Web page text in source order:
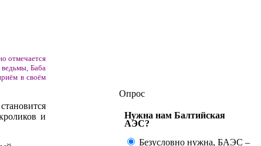
отмечается
Баба
в своём
и
Опрос
Нужна нам Балтийская
АЭС?
Безусловно нужна, БАЭС –